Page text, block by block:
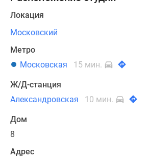
Локация
Московский
Метро
Московская
15 мин.
Ж/Д-станция
Александровская
10 мин.
Дом
8
Адрес